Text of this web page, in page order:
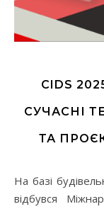
CIDS
СУЧАСНІ
ТА
На базі будівельного факультету КНУБА 30-31 жовтня
відбувся